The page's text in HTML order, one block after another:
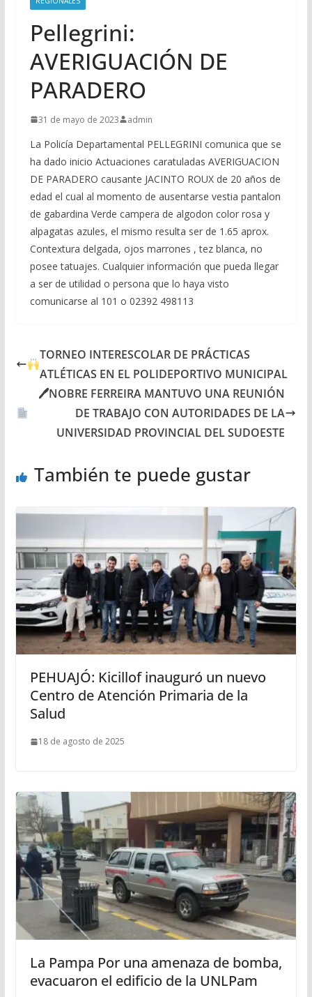
Pellegrini:
AVERIGUACIÓN DE
PARADERO
31 de mayo de 2023 admin
La Policía Departamental PELLEGRINI comunica que se
ha dado inicio Actuaciones caratuladas AVERIGUACION
DE PARADERO causante JACINTO ROUX de 20 años de
edad el cual al momento de ausentarse vestia pantalon
de gabardina Verde campera de algodon color rosa y
alpagatas azules, el mismo resulta ser de 1.65 aprox.
Contextura delgada, ojos marrones , tez blanca, no
posee tatuajes. Cualquier información que pueda llegar
a ser de utilidad o persona que lo haya visto
comunicarse al 101 o 02392 498113
TORNEO INTERESCOLAR DE PRÁCTICAS
ATLÉTICAS EN EL POLIDEPORTIVO MUNICIPAL
🖊NOBRE FERREIRA MANTUVO UNA REUNIÓN
DE TRABAJO CON AUTORIDADES DE LA
UNIVERSIDAD PROVINCIAL DEL SUDOESTE
También te puede gustar
PEHUAJÓ: Kicillof inauguró un nuevo
Centro de Atención Primaria de la
Salud
18 de agosto de 2025
La Pampa Por una amenaza de bomba,
evacuaron el edificio de la UNLPam